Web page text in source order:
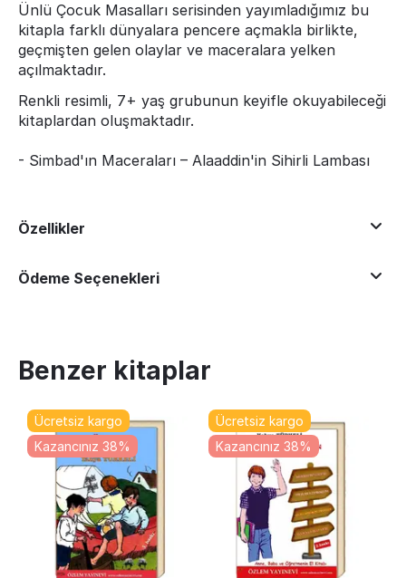
Ünlü Çocuk Masalları serisinden yayımladığımız bu
kitapla farklı dünyalara pencere açmakla birlikte,
geçmişten gelen olaylar ve maceralara yelken
açılmaktadır.
Renkli resimli, 7+ yaş grubunun keyifle okuyabileceği
kitaplardan oluşmaktadır.
- Simbad'ın Maceraları – Alaaddin'in Sihirli Lambası
Özellikler
Ödeme Seçenekleri
Benzer kitaplar
Ücretsiz kargo
Kazancınız 38%
Ücretsiz kargo
Kazancınız 38%